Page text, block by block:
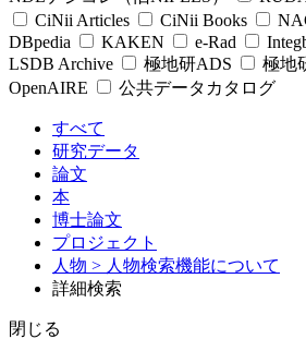
CiNii Articles
CiNii Books
DBpedia
KAKEN e-Rad
LSDB Archive
極地研ADS
極地
OpenAIRE
公共データカタログ
すべて
研究データ
論文
本
博士論文
プロジェクト
人物 > 人物検索機能について
詳細検索
閉じる